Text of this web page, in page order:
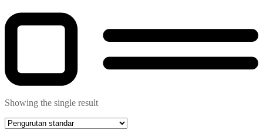
Showing the single result